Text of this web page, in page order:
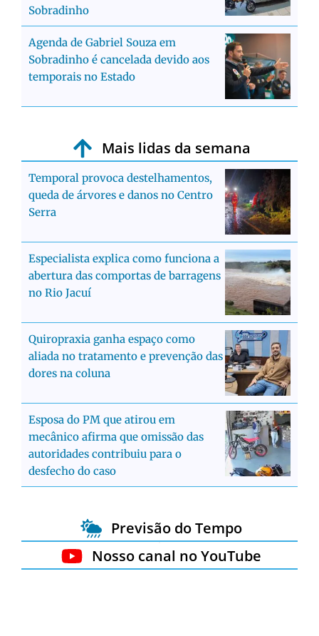
Sobradinho
Agenda de Gabriel Souza em
Sobradinho é cancelada devido aos
temporais no Estado
Mais lidas da semana
Temporal provoca destelhamentos,
queda de árvores e danos no Centro
Serra
Especialista explica como funciona a
abertura das comportas de barragens
no Rio Jacuí
Quiropraxia ganha espaço como
aliada no tratamento e prevenção das
dores na coluna
Esposa do PM que atirou em
mecânico afirma que omissão das
autoridades contribuiu para o
desfecho do caso
Previsão do Tempo
Nosso canal no YouTube